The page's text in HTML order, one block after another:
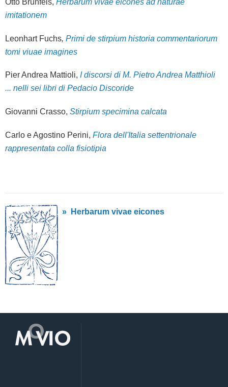
imitationem
Leonhart Fuchs, Primi de stirpium historia commentariorum
tomi viuae imagines
Pier Andrea Mattioli, I discorsi di M. Pietro Andrea Matthioli
... nelli sei libri di Pedacio Discoride
Giovanni Crasso, Stirpium specimina calcata
Carlo e Agostino Perini, Flora dell'Italia settentrionale
rappresentata colla fisiotipia
» Herbarum vivae eicones